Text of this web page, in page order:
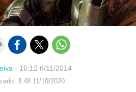
· 16:12 6/11/2014
3:48 11/10/2020